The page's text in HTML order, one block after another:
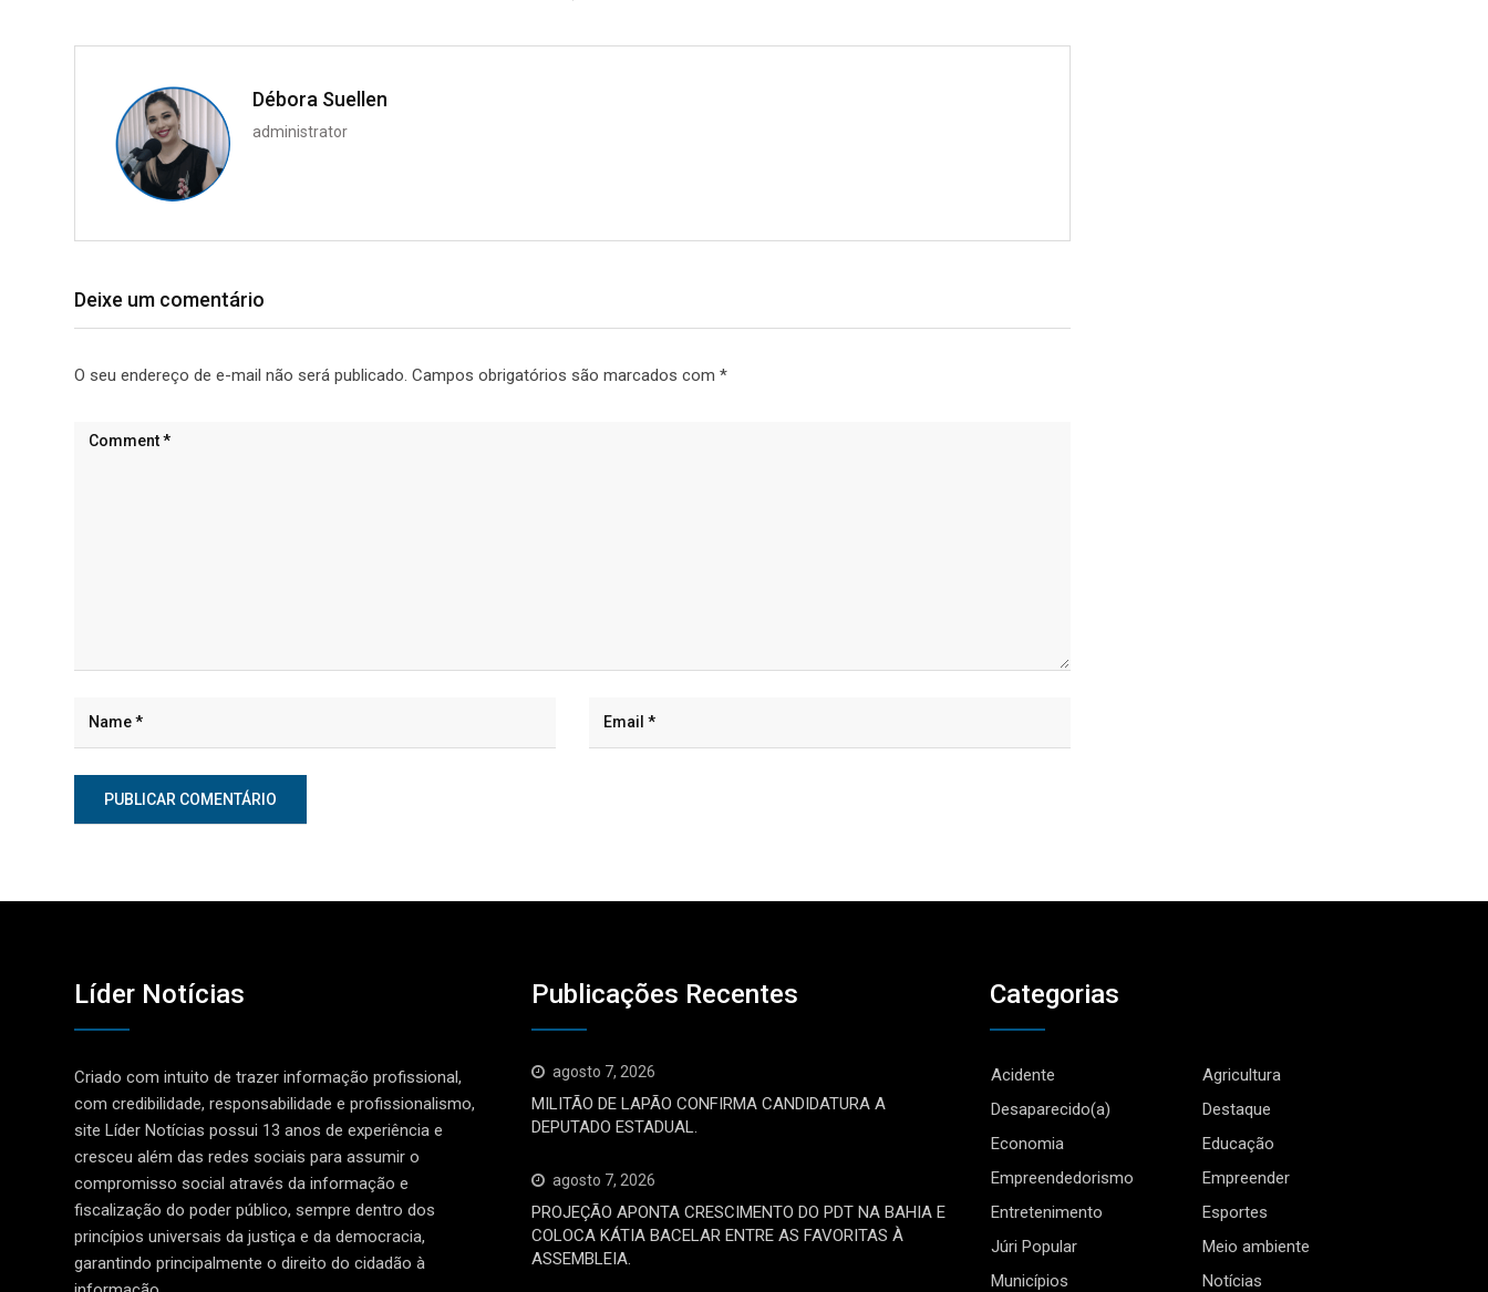
Débora Suellen
administrator
Deixe um comentário
O seu endereço de e-mail não será publicado. Campos obrigatórios são marcados com *
Líder Notícias
Criado com intuito de trazer informação profissional,
com credibilidade, responsabilidade e profissionalismo,
site Líder Notícias possui 13 anos de experiência e
cresceu além das redes sociais para assumir o
compromisso social através da informação e
fiscalização do poder público, sempre dentro dos
princípios universais da justiça e da democracia,
garantindo principalmente o direito do cidadão à
Publicações Recentes
agosto 7, 2026
MILITÃO DE LAPÃO CONFIRMA CANDIDATURA A
DEPUTADO ESTADUAL.
agosto 7, 2026
PROJEÇÃO APONTA CRESCIMENTO DO PDT NA BAHIA E
COLOCA KÁTIA BACELAR ENTRE AS FAVORITAS À
ASSEMBLEIA.
Categorias
Acidente
Agricultura
Desaparecido(a)
Destaque
Economia
Educação
Empreendedorismo
Empreender
Entretenimento
Esportes
Júri Popular
Meio ambiente
Municípios
Notícias